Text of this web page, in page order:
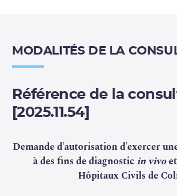
MODALITÉS DE LA
Référence de la
[2025.11.54]
Demande d’autorisation d’exercer
à des fins de diagnostic in vivo
Hôpitaux Civils de